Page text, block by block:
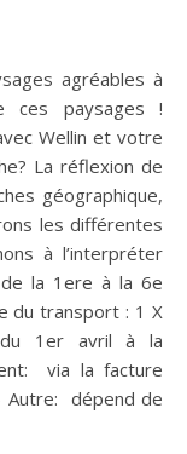
ces paysages !
Wellin et votre
La réflexion de
géographique,
les différentes
à l’interpréter
de la 1ere à la 6e
du transport : 1 X
1er avril à la
via la facture
Autre: dépend de